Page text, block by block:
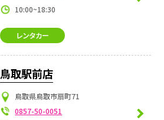
10:00~18:30
レンタカー
鳥取駅前店
鳥取県鳥取市扇町71
0857-50-0051